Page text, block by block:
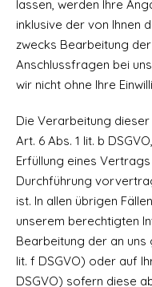
lassen, werden Ihre
inklusive der von Ihnen
zwecks Bearbeitung
Anschlussfragen bei
wir nicht ohne Ihre
Die Verarbeitung
Art. 6 Abs. 1 lit. b
Erfüllung eines
Durchführung
ist. In allen übrigen
unserem berechtigten
Bearbeitung der an uns
lit. f DSGVO) oder auf
DSGVO) sofern diese